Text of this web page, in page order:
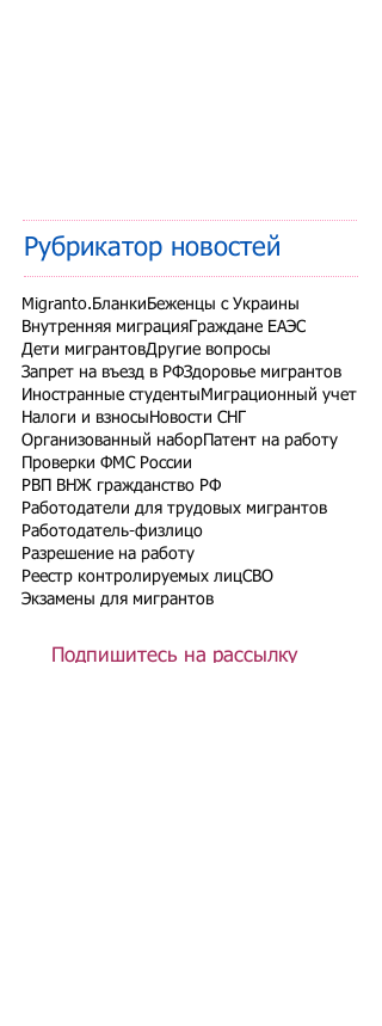
Рубрикатор новостей
Migranto.Бланки Беженцы с Украины
Внутренняя миграция Граждане ЕАЭС
Дети мигрантовДругие вопросы
Запрет на въезд в РФЗдоровье мигрантов
Иностранные студенты Миграционный учет
Налоги и взносы Новости СНГ
Организованный набор Патент на работу
Проверки ФМС России
РВП ВНЖ гражданство РФ
Работодатели для трудовых мигрантов
Работодатель-физлицо
Разрешение на работу
Реестр контролируемых лицСВО
Экзамены для мигрантов
Подпишитесь на рассылку